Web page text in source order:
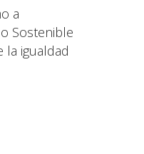
a
Sostenible
la igualdad